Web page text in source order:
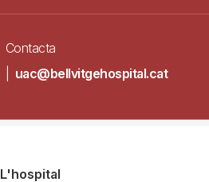
Contacta
uac@bellvitgehospital.cat
L'hospital